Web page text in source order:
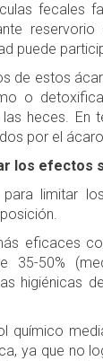
fecales
puede
de estos
o
heces. En
por el
los efectos
para limitar
eficaces
35-50%
higiénicas
químico
ya que no